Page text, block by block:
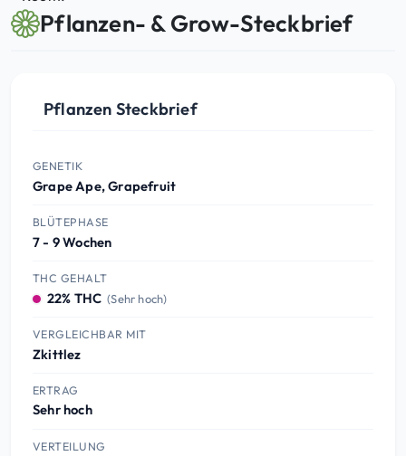
Pflanzen- & Grow-Steckbrief
Pflanzen Steckbrief
GENETIK
Grape Ape, Grapefruit
BLÜTEPHASE
7 - 9 Wochen
THC GEHALT
22% THC (Sehr hoch)
VERGLEICHBAR MIT
Zkittlez
ERTRAG
Sehr hoch
VERTEILUNG